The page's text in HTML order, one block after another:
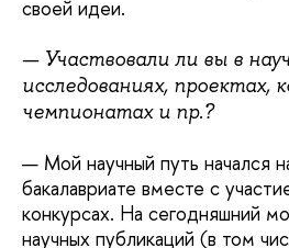
своей идеи.
— Участвовали ли вы в
исследованиях, проектах,
чемпионатах и пр.?
— Мой научный путь начался
бакалавриате вместе с
конкурсах. На сегодняшний
научных публикаций (в том